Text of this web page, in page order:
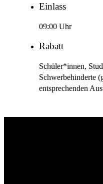
Einlass
09:00 Uhr
Rabatt
Schüler*innen,
Schwerbehinderte
entsprechenden